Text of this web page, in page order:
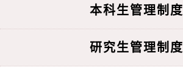
本科生管理制度
研究生管理制度